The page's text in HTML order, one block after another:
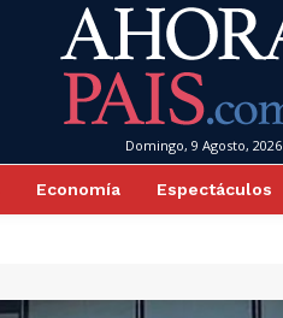
Domingo, 9 Agosto, 2026
Economía Espectáculos